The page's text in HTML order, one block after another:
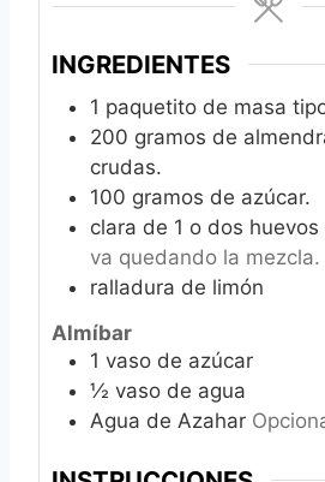
INGREDIENTES
1 paquetito de masa
200 gramos de
crudas.
100 gramos de azúcar.
clara de 1 o dos huevos
va quedando la mezcla.
ralladura de limón
Almíbar
1 vaso de azúcar
½ vaso de agua
Agua de Azahar